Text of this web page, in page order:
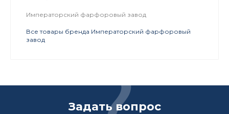
Императорский фарфоровый завод
Все товары бренда Императорский фарфоровый
завод
Задать вопрос